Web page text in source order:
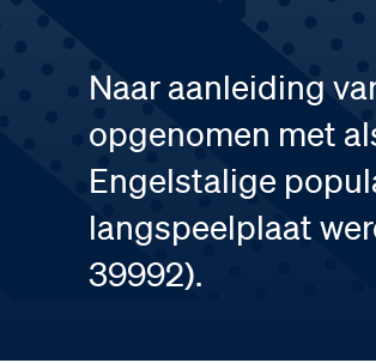
Naar aanleiding
opgenomen met
Engelstalige
langspeelplaat
39992).